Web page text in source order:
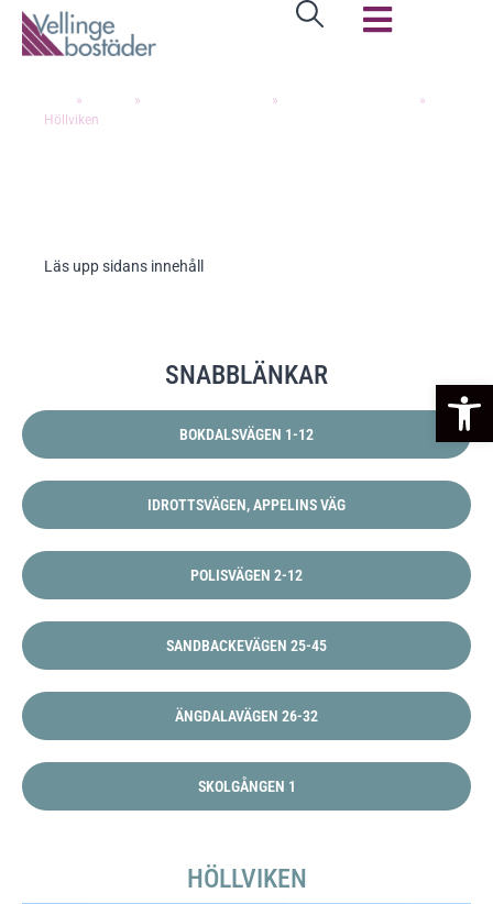
» » »
»
Höllviken
Läs upp sidans innehåll
HÖLLVIKEN
SNABBLÄNKAR
BOKDALSVÄGEN 1-12
IDROTTSVÄGEN, APPELINS VÄG
POLISVÄGEN 2-12
SANDBACKEVÄGEN 25-45
ÄNGDALAVÄGEN 26-32
SKOLGÅNGEN 1